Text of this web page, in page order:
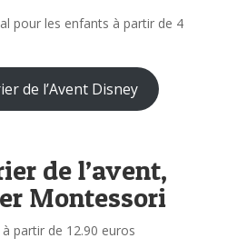
pour les enfants à partir de 4
de l’Avent Disney
de l’avent,
Montessori
à partir de 12.90 euros